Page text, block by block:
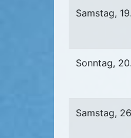
Samstag,
Sonntag,
Samstag,